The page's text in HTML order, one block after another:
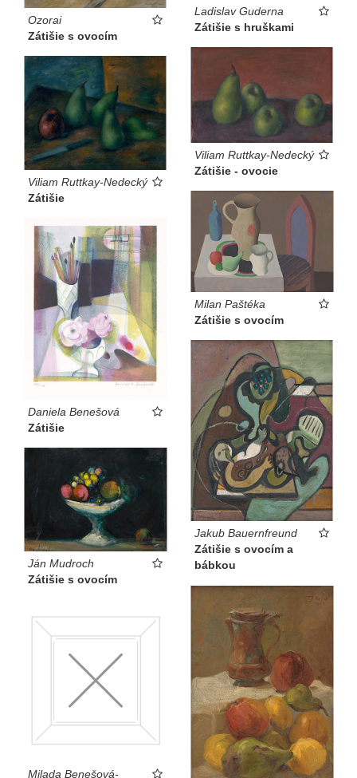
Ozorai
Zátišie s ovocím
Ladislav Guderna
Zátišie s hruškami
Viliam Ruttkay-Nedecký
Zátišie - ovocie
Viliam Ruttkay-Nedecký
Zátišie
Milan Paštéka
Zátišie s ovocím
Daniela Benešová
Zátišie
Jakub Bauernfreund
Zátišie s ovocím a
bábkou
Ján Mudroch
Zátišie s ovocím
Milada Benešová-